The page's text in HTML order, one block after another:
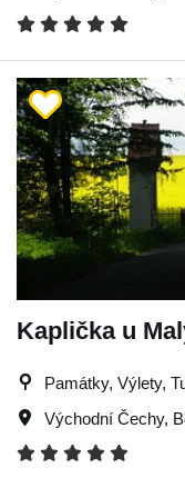
Kaplička u
Památky, Výlety,
Východní Čechy,